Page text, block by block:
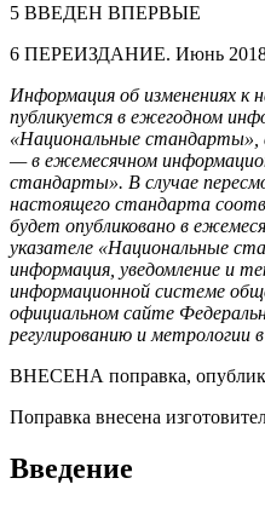
5 ВВЕДЕН ВПЕРВЫЕ
6 ПЕРЕИЗДАНИЕ. Июнь 2018
Информация об изменениях к
публикуется в ежегодном
«Национальные стандарты»,
— в ежемесячном
стандарты». В случае
настоящего стандарта
будет опубликовано в
указателе «Национальные
информация, уведомление и
информационной системе
официальном сайте
регулированию и
ВНЕСЕНА поправка,
Поправка внесена
Введение